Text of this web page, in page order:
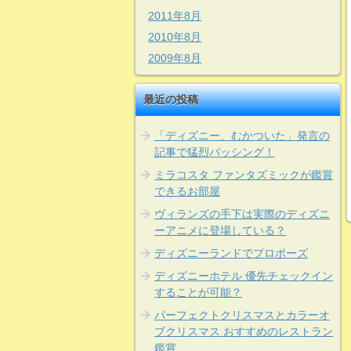
2011年8月
2010年8月
2009年8月
最近の投稿
「ディズニー、むかついた」発言の
記事で猛烈バッシング！
ミラコスタ ファンタズミックが鑑賞
できるお部屋
ヴィランズの手下は実際のディズニ
ーアニメに登場している？
ディズニーランドでプロポーズ
ディズニーホテル 優先チェックイン
することが可能？
パーフェクトクリスマスとカラーオ
ブクリスマス おすすめのレストラン
鑑賞